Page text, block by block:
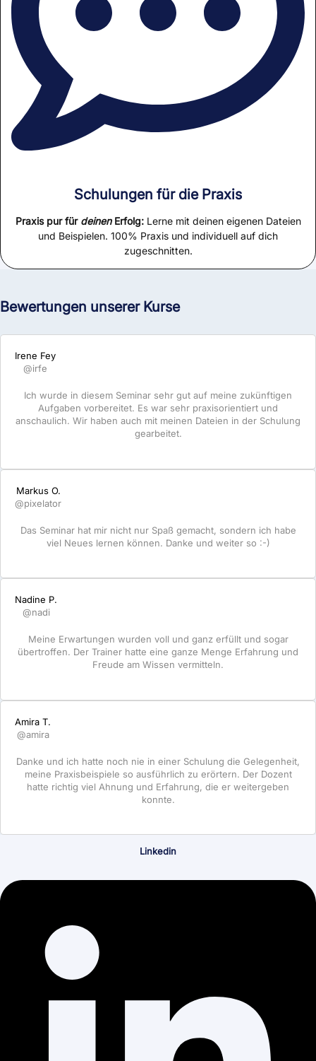
Schulungen für die Praxis
Praxis pur für deinen Erfolg: Lerne mit deinen eigenen Dateien
und Beispielen. 100% Praxis und individuell auf dich
zugeschnitten.
Bewertungen unserer Kurse
Irene Fey
@irfe
Ich wurde in diesem Seminar sehr gut auf meine zukünftigen
Aufgaben vorbereitet. Es war sehr praxisorientiert und
anschaulich. Wir haben auch mit meinen Dateien in der Schulung
gearbeitet.
Markus O.
@pixelator
Das Seminar hat mir nicht nur Spaß gemacht, sondern ich habe
viel Neues lernen können. Danke und weiter so :-)
Nadine P.
@nadi
Meine Erwartungen wurden voll und ganz erfüllt und sogar
übertroffen. Der Trainer hatte eine ganze Menge Erfahrung und
Freude am Wissen vermitteln.
Amira T.
@amira
Danke und ich hatte noch nie in einer Schulung die Gelegenheit,
meine Praxisbeispiele so ausführlich zu erörtern. Der Dozent
hatte richtig viel Ahnung und Erfahrung, die er weitergeben
konnte.
Linkedin